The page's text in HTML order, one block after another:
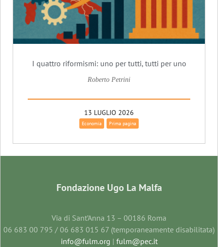
I quattro riformismi: uno per tutti, tutti per uno
Roberto Petrini
13 LUGLIO 2026
Economia Prima pagina
Fondazione Ugo La Malfa
Via di Sant’Anna 13 – 00186 Roma
06 683 00 795 / 06 683 015 67 (temporaneamente disabilitata)
info@fulm.org | fulm@pec.it